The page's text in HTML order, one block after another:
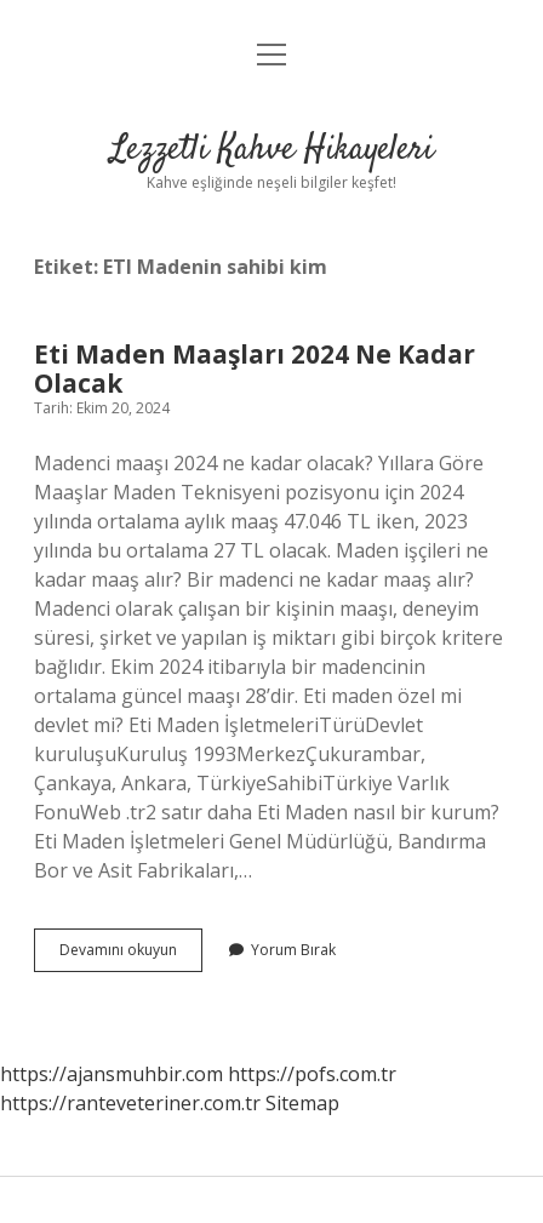
Anasayfa
Yasal Uyarı
menüyü
Lezzetli Kahve Hikayeleri
Kahve eşliğinde neşeli bilgiler keşfet!
Etiket: ETI Madenin sahibi kim
Eti Maden Maaşları 2024 Ne Kadar
Olacak
Tarih: Ekim 20, 2024
Madenci maaşı 2024 ne kadar olacak? Yıllara Göre
Maaşlar Maden Teknisyeni pozisyonu için 2024
yılında ortalama aylık maaş 47.046 TL iken, 2023
yılında bu ortalama 27 TL olacak. Maden işçileri ne
kadar maaş alır? Bir madenci ne kadar maaş alır?
Madenci olarak çalışan bir kişinin maaşı, deneyim
süresi, şirket ve yapılan iş miktarı gibi birçok kritere
bağlıdır. Ekim 2024 itibarıyla bir madencinin
ortalama güncel maaşı 28’dir. Eti maden özel mi
devlet mi? Eti Maden İşletmeleriTürüDevlet
kuruluşuKuruluş 1993MerkezÇukurambar,
Çankaya, Ankara, TürkiyeSahibiTürkiye Varlık
FonuWeb .tr2 satır daha Eti Maden nasıl bir kurum?
Eti Maden İşletmeleri Genel Müdürlüğü, Bandırma
Bor ve Asit Fabrikaları,…
Devamını okuyun
Maden
Olacak
Yorum Bırak
https://ajansmuhbir.com https://pofs.com.tr
https://ranteveteriner.com.trSitemap